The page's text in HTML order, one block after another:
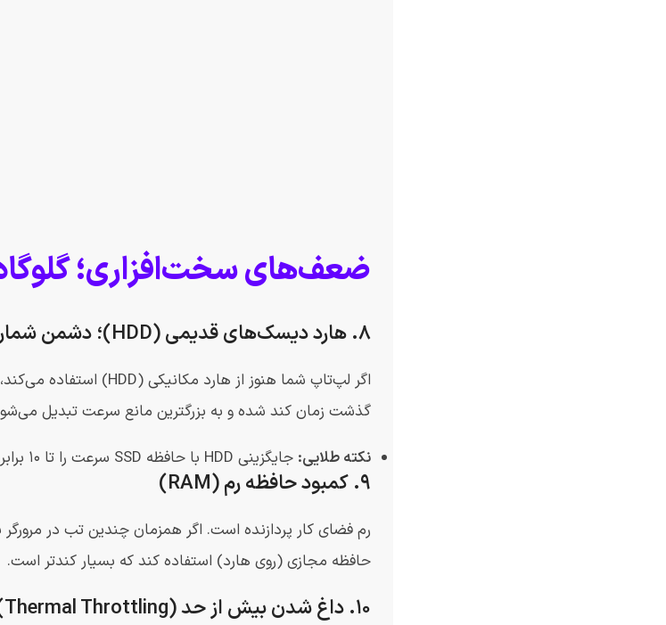
ضعف‌های سخت‌افزاری؛
۸. هارد دیسک‌های قدیمی (HDD)؛ دشمن شماره یک سرعت
گذشت زمان کند شده و به بزرگترین مانع سرعت تبدیل
نکته طلایی: جایگزینی HDD با حافظه SSD سرعت را تا ۱۰ برابر افزایش می‌دهد.
۹. کمبود حافظه رم (RAM)
رم فضای کار پردازنده است. اگر همزمان چندین تب در
حافظه مجازی (روی هارد) استفاده کند که بسیار کندتر است.
۱۰. داغ شدن بیش از حد (Thermal Throttling)